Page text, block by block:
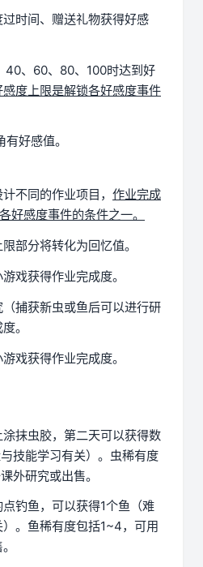
时间、赠送礼物获得好感
40、60、80、100时达到好
感度上限是解锁各好感度事件
好感值。
不同的作业项目， 作业完成
好感度事件的条件之一。
部分将转化为回忆值。
戏获得作业完成度。
捕获新虫或鱼后可以进行研
。
戏获得作业完成度。
抹虫胶，第二天可以获得数
技能学习有关）。虫稀有度
外研究或出售。
钓鱼，可以获得1个鱼（难
。鱼稀有度包括1~4，可用